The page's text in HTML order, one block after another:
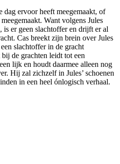
ervoor heeft meegemaakt, of
Want volgens Jules
is er geen slachtoffer en drijft er al
Cas breekt zijn brein over Jules
slachtoffer in de gracht
de grachten leidt tot een
lijk en houdt daarmee alleen nog
Hij zal zichzelf in Jules’ schoenen
in een heel ónlogisch verhaal.